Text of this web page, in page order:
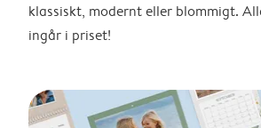
klassiskt, modernt eller blommigt.
ingår i priset!